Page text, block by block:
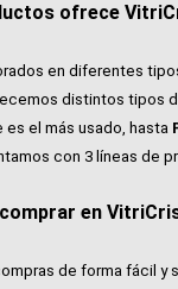
ofrece
en diferentes
distintos tipos
es el más usado, hasta
con 3 líneas de
en
de forma fácil y